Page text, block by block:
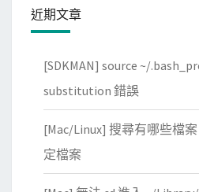
近期文章
[SDKMAN] source ~/
substitution 錯誤
[Mac/Linux] 搜尋有哪些檔
定檔案